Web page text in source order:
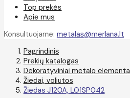
Top prekės
Apie mus
Konsultuojame: metalas@merlana.lt
Pagrindinis
Prekių katalogas
Dekoratyviniai metalo
Žiedai, voliutos
Žiedas J120A, L01SP042